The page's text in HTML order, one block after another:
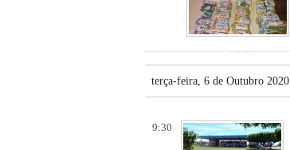
terça-feira, 6 de Outubro 2020
9:30